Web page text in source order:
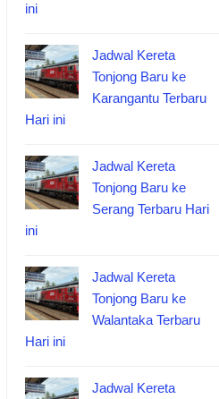
ini
Jadwal Kereta
Tonjong Baru ke
Karangantu Terbaru
Hari ini
Jadwal Kereta
Tonjong Baru ke
Serang Terbaru Hari
ini
Jadwal Kereta
Tonjong Baru ke
Walantaka Terbaru
Hari ini
Jadwal Kereta